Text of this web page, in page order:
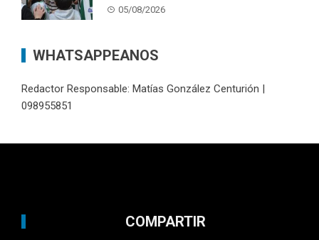
05/08/2026
WHATSAPPEANOS
Redactor Responsable: Matías González Centurión |
098955851
COMPARTIR